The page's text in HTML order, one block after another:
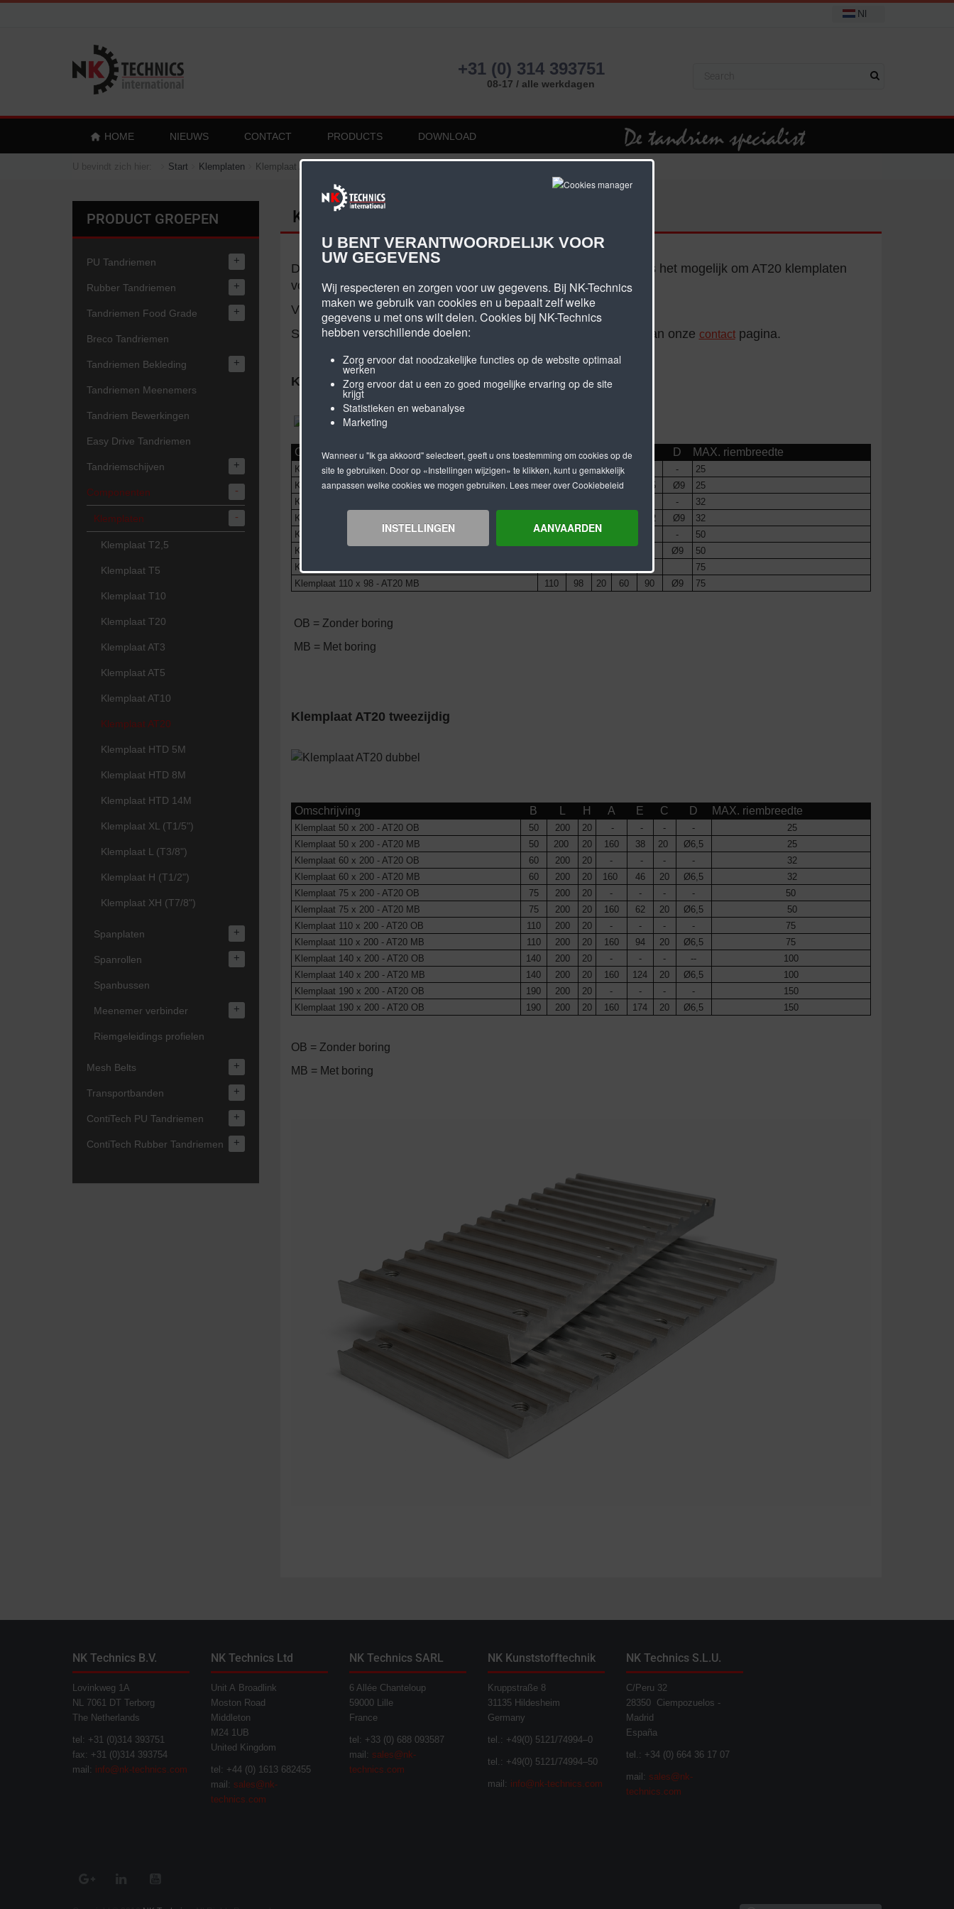
Nl
+31 (0) 314 393751
08-17 / alle werkdagen
HOME NIEUWS CONTACT PRODUCTS DOWNLOAD
U bevindt zich hier: Start Klemplaten Klemplaat AT20
Klemplaat AT20
De standaard AT20 klemplaten zijn uit voorraad leverbaar, ook is het mogelijk om AT20 klemplaten
volgens uw specificatie/tekening te produceren.
Vraag ons verkoopteam naar de mogelijkheden.
Stuur uw aanvraag naar info@nk-technics.com of maak gebruik van onze contactpagina.
Klemplaat AT20 enkelzijdig
Omschrijving B L H A D MAX. riembreedte
Klemplaat 50 x 98 - AT20 OB 50 98 20 - -
25
Klemplaat 50 x 98 - AT20 MB
50 98 20 60 35 Ø9
25
Klemplaat 60 x 98 - AT20 OB
-
32
Klemplaat 60 x 98 - AT20 MB
42 Ø9
32
Klemplaat 75 x 98 - AT20 OB
75 98 20 -
50
Klemplaat 75 x 98 - AT20 MB
Ø9
50
Klemplaat 110 x 98 - AT20 OB
75
Klemplaat 110 x 98 - AT20 MB
110 98 20 60 90 Ø9 75
OB = Zonder boring
MB = Met boring
Klemplaat AT20 tweezijdig
Omschrijving B H A E C D MAX. riembreedte
Klemplaat 50 x 200 - AT20 OB 50 200 20 - - - -
25
Klemplaat 50 x 200 - AT20 MB
50 200 20 160 38 20 Ø6,5
25
Klemplaat 60 x 200 - AT20 OB
60 200 20 - - - -
32
Klemplaat 60 x 200 - AT20 MB
60 200 20 160 46 20 Ø6,5
32
Klemplaat 75 x 200 - AT20 OB
75 200 20 - - - -
50
Klemplaat 75 x 200 - AT20 MB
75 200 20 160 62 20 Ø6,5
50
Klemplaat 110 x 200 - AT20 OB
110 200 20 - - - -
75
Klemplaat 110 x 200 - AT20 MB
110 200 20 160 94 20 Ø6,5
75
Klemplaat 140 x 200 - AT20 OB
140 200 20 - - - --
100
Klemplaat 140 x 200 - AT20 MB
140 200 20 160 124 20 Ø6,5
100
Klemplaat 190 x 200 - AT20 OB
190 200 20 - - - -
150
Klemplaat 190 x 200 - AT20 OB
190 200 20 160 174 20 Ø6,5 150
OB = Zonder boring
MB = Met boring
PRODUCT GROEPEN
PU Tandriemen +
Rubber Tandriemen +
Tandriemen Food Grade +
Breco Tandriemen
Tandriemen Bekleding +
Tandriemen Meenemers
Tandriem Bewerkingen
Easy Drive Tandriemen
Tandriemschijven +
Componenten -
Klemplaten -
Klemplaat T2,5
Klemplaat T5
Klemplaat T10
Klemplaat T20
Klemplaat AT3
Klemplaat AT5
Klemplaat AT10
Klemplaat AT20
Klemplaat HTD 5M
Klemplaat HTD 8M
Klemplaat HTD 14M
Klemplaat XL (T1/5")
Klemplaat L (T3/8")
Klemplaat H (T1/2")
Klemplaat XH (T7/8")
Spanplaten +
Spanrollen +
Spanbussen
Meenemer verbinder +
Riemgeleidings profielen
Mesh Belts +
Transportbanden +
ContiTech PU Tandriemen +
ContiTech Rubber Tandriemen +
NK Technics B.V.
Lovinkweg 1A
NL 7061 DT Terborg
The Netherlands
tel: +31 (0)314 393751
fax: +31 (0)314 393754
mail: info@nk-technics.com
NK Technics Ltd
Unit A Broadlink
Moston Road
Middleton
M24 1UB
United Kingdom
tel: +44 (0) 1613 682455
mail: sales@nk-
technics.com
NK Technics SARL
6 Allée Chanteloup
59000 Lille
France
tel: +33 (0) 688 093587
mail: sales@nk-
technics.com
NK Kunststofftechnik
Kruppstraße 8
31135 Hildesheim
Germany
tel.: +49(0) 5121/74994–0
tel.: +49(0) 5121/74994–50
mail: info@nk-technics.com
NK Technics S.L.U.
C/Peru 32
28350 Ciempozuelos -
Madrid
España
tel.: +34 (0) 664 36 17 07
mail: sales@nk-
technics.com
U BENT VERANTWOORDELIJK VOOR
UW GEGEVENS
Wij respecteren en zorgen voor uw gegevens. Bij NK-Technics
maken we gebruik van cookies en u bepaalt zelf welke
gegevens u met ons wilt delen. Cookies bij NK-Technics
hebben verschillende doelen:
Zorg ervoor dat noodzakelijke functies op de website optimaal
werken
Zorg ervoor dat u een zo goed mogelijke ervaring op de site
krijgt
Statistieken en webanalyse
Marketing
Wanneer u "Ik ga akkoord" selecteert, geeft u ons toestemming om cookies op de
site te gebruiken. Door op «Instellingen wijzigen» te klikken, kunt u gemakkelijk
aanpassen welke cookies we mogen gebruiken. Lees meer over Cookiebeleid
AANVAARDEN
INSTELLINGEN